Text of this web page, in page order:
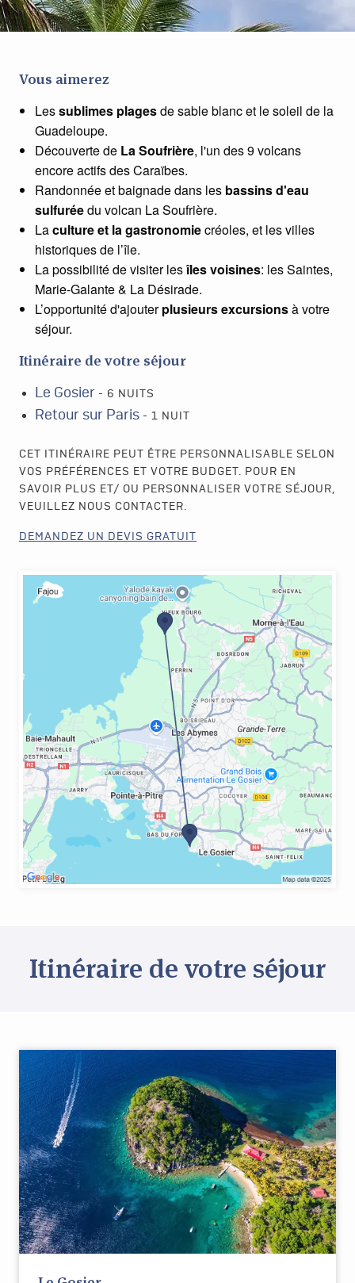
Vous aimerez
Lessublimes plagesde sable blanc et le soleil de la
Guadeloupe.
Découverte de La Soufrière, l'un des 9 volcans
encore actifs des Caraïbes.
Randonnée et baignade dans les bassins d'eau
sulfuréedu volcan La Soufrière.
Laculture et la gastronomiecréoles, et les villes
historiques de l’île.
La possibilité de visiter lesîles voisines: les Saintes,
Marie-Galante & La Désirade.
L’opportunité d'ajouterplusieurs excursionsàvotre
séjour.
Itinéraire de votre séjour
Le Gosier - 6 NUITS
Retour sur Paris - 1 NUIT
CET ITINÉRAIRE PEUT ÊTRE PERSONNALISABLE SELON
VOS PRÉFÉRENCES ET VOTRE BUDGET. POUR EN
SAVOIR PLUS ET/ OU PERSONNALISER VOTRE SÉJOUR,
VEUILLEZ NOUS CONTACTER.
DEMANDEZ UN DEVIS GRATUIT
Itinéraire de votre séjour